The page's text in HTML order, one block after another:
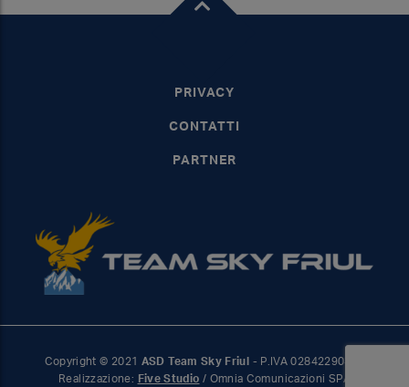
PRIVACY
CONTATTI
PARTNER
Copyright © 2021 ASD Team Sky Friul
- P.IVA 02842290302
Realizzazione: Five Studio / Omnia Comunicazioni SPA